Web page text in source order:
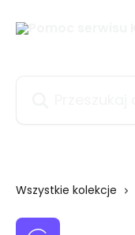
Wszystkie kolekcje